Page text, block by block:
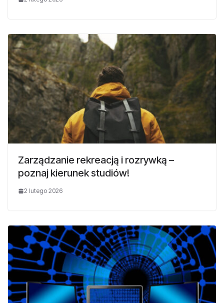
Zarządzanie rekreacją i rozrywką –
poznaj kierunek studiów!
2 lutego 2026